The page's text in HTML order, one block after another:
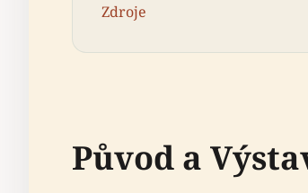
Zdroje
Původ a